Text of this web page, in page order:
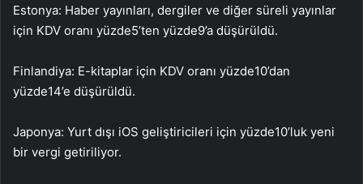
Estonya: Haber yayınları, dergiler ve diğer süreli yayınlar
için KDV oranı yüzde5’ten yüzde9’a düşürüldü.
Finlandiya: E-kitaplar için KDV oranı yüzde10’dan
yüzde14’e düşürüldü.
Japonya: Yurt dışı iOS geliştiricileri için yüzde10’luk yeni
bir vergi getiriliyor.